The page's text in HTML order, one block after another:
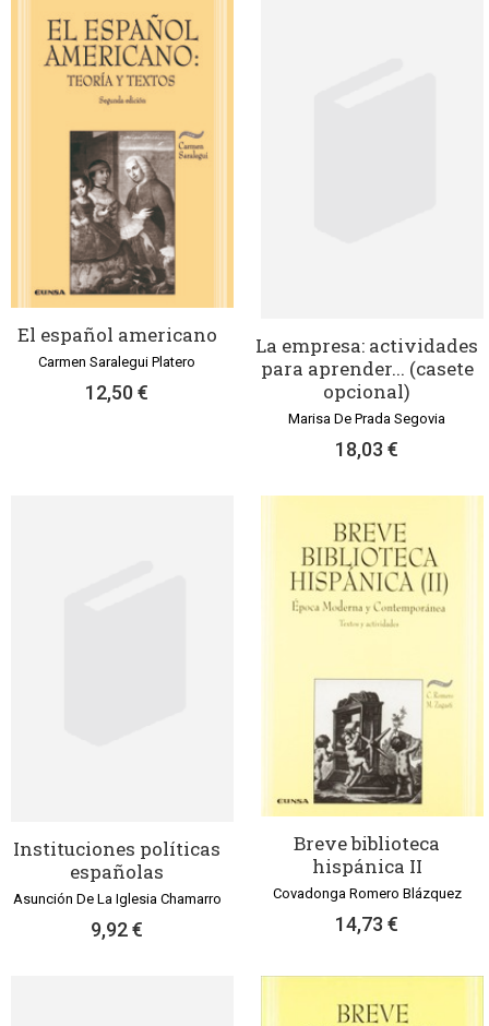
El español americano
Carmen Saralegui Platero
12,50 €
La empresa: actividades
para aprender... (casete
opcional)
Marisa De Prada Segovia
18,03 €
Instituciones políticas
españolas
Asunción De La Iglesia Chamarro
9,92 €
Breve biblioteca
hispánica II
Covadonga Romero Blázquez
14,73 €